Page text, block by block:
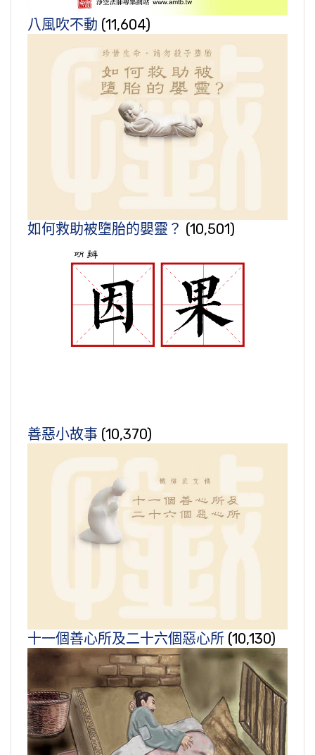
八風吹不動 (11,604)
如何救助被墮胎的嬰靈？ (10,501)
善惡小故事 (10,370)
十一個善心所及二十六個惡心所 (10,130)